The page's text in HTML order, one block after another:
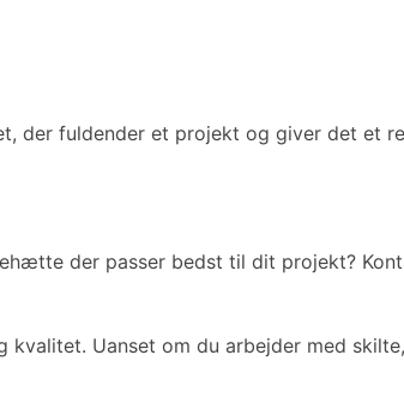
der fuldender et projekt og giver det et
der passer bedst til dit projekt?
Uanset om du arbejder med